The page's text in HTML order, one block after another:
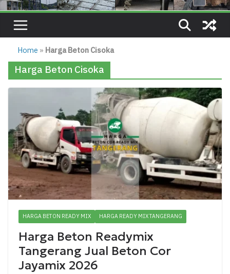
Home » Harga Beton Cisoka
Harga Beton Cisoka
HARGA BETON READY MIX HARGA READY MIX TANGERANG
Harga Beton Readymix
Tangerang Jual Beton Cor
Jayamix 2026